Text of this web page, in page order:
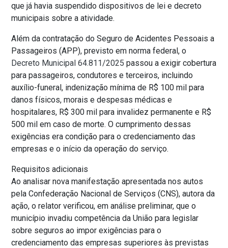
que já havia suspendido dispositivos de lei e decreto
municipais sobre a atividade.
Além da contratação do Seguro de Acidentes Pessoais a
Passageiros (APP), previsto em norma federal, o
Decreto Municipal 64.811/2025 passou a exigir cobertura
para passageiros, condutores e terceiros, incluindo
auxílio-funeral, indenização mínima de R$ 100 mil para
danos físicos, morais e despesas médicas e
hospitalares, R$ 300 mil para invalidez permanente e R$
500 mil em caso de morte. O cumprimento dessas
exigências era condição para o credenciamento das
empresas e o início da operação do serviço.
Requisitos adicionais
Ao analisar nova manifestação apresentada nos autos
pela Confederação Nacional de Serviços (CNS), autora da
ação, o relator verificou, em análise preliminar, que o
município invadiu competência da União para legislar
sobre seguros ao impor exigências para o
credenciamento das empresas superiores às previstas